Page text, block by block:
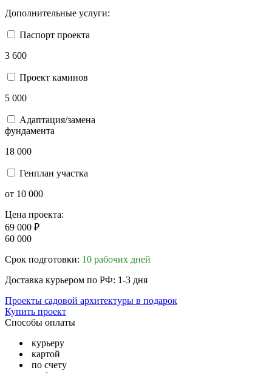
Дополнительные услуги:
Паспорт проекта
3 600
Проект каминов
5 000
Адаптация/замена
фундамента
18 000
Генплан участка
от 10 000
Цена проекта:
69 000 ₽
60 000
Срок подготовки: 10 рабочих дней
Доставка курьером по РФ: 1-3 дня
Проекты садовой архитектуры в подарок
Купить проект
Способы оплаты
курьеру
картой
по счету